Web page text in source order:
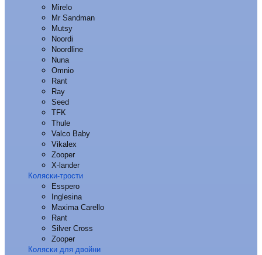
Mirelo
Mr Sandman
Mutsy
Noordi
Noordline
Nuna
Omnio
Rant
Ray
Seed
TFK
Thule
Valco Baby
Vikalex
Zooper
X-lander
Коляски-трости
Esspero
Inglesina
Maxima Carello
Rant
Silver Cross
Zooper
Коляски для двойни